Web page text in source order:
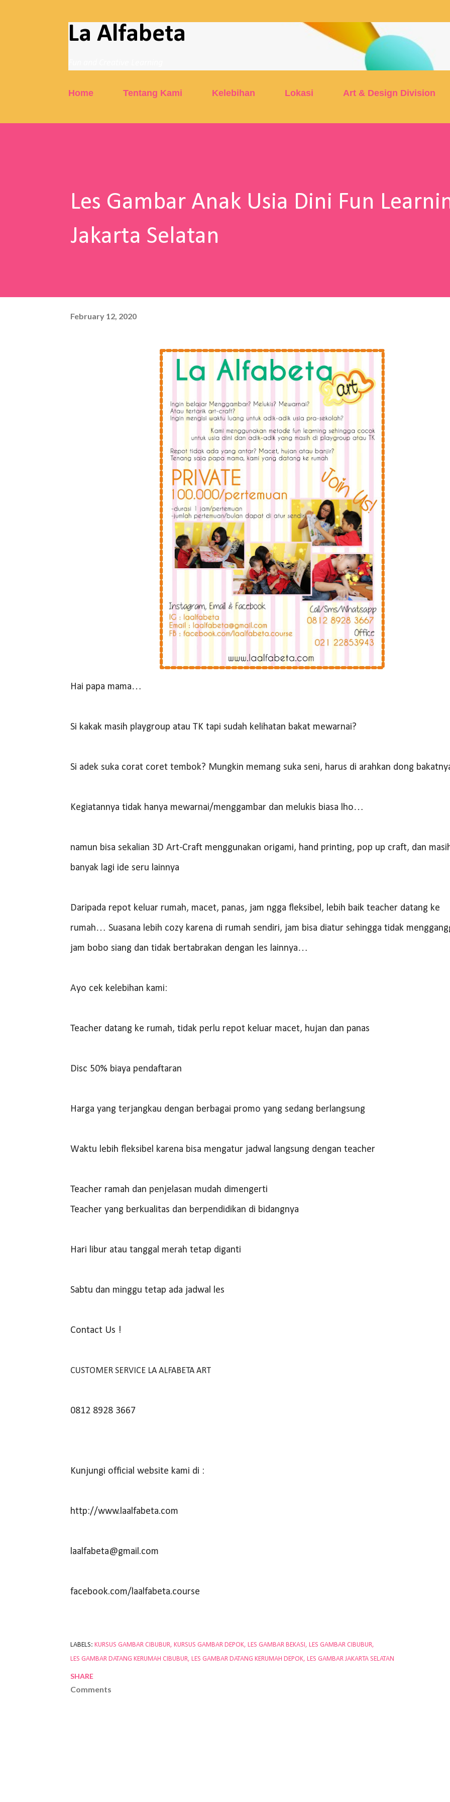
La Alfabeta
Home Tentang Kami Kelebihan Lokasi Art & Design Division
Les Gambar Anak Usia Dini Fun
Jakarta Selatan
February 12, 2020
Hai papa mama…
Si kakak masih playgroup atau TK tapi sudah kelihatan bakat mewarnai?
Si adek suka corat coret tembok? Mungkin memang suka seni, harus di arahkan dong
Kegiatannya tidak hanya mewarnai/menggambar dan melukis biasa lho…
namun bisa sekalian 3D Art-Craft menggunakan origami, hand printing, pop up craft, dan
banyak lagi ide seru lainnya
Daripada repot keluar rumah, macet, panas, jam ngga fleksibel, lebih baik teacher datang ke
rumah… Suasana lebih cozy karena di rumah sendiri, jam bisa diatur sehingga tidak
jam bobo siang dan tidak bertabrakan dengan les lainnya…
Ayo cek kelebihan kami:
Teacher datang ke rumah, tidak perlu repot keluar macet, hujan dan panas
Disc 50% biaya pendaftaran
Harga yang terjangkau dengan berbagai promo yang sedang berlangsung
Waktu lebih fleksibel karena bisa mengatur jadwal langsung dengan teacher
Teacher ramah dan penjelasan mudah dimengerti
Teacher yang berkualitas dan berpendidikan di bidangnya
Hari libur atau tanggal merah tetap diganti
Sabtu dan minggu tetap ada jadwal les
Contact Us !
CUSTOMER SERVICE LA ALFABETA ART
0812 8928 3667
Kunjungi official website kami di :
http://www.laalfabeta.com
laalfabeta@gmail.com
facebook.com/laalfabeta.course
LABELS: KURSUS GAMBAR CIBUBUR KURSUS GAMBAR DEPOK LES GAMBAR BEKASI
LES GAMBAR CIBUBUR
LES GAMBAR DATANG KERUMAH CIBUBUR LES GAMBAR DATANG KERUMAH DEPOK LES GAMBAR JAKARTA SELATAN
SHARE
Comments